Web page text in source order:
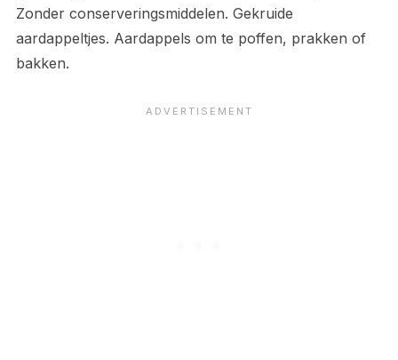
Zonder conserveringsmiddelen. Gekruide
aardappeltjes. Aardappels om te poffen, prakken of
bakken.